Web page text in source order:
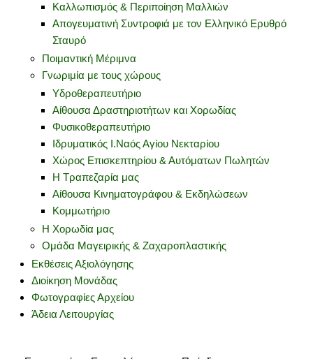
Καλλωπισμός & Περιποίηση Μαλλιών
Απογευματινή Συντροφιά με τον Ελληνικό Ερυθρό
Σταυρό
Ποιμαντική Μέριμνα
Γνωριμία με τους χώρους
Υδροθεραπευτήριο
Αίθουσα Δραστηριοτήτων και Χορωδίας
Φυσικοθεραπευτήριο
Ιδρυματικός Ι.Ναός Αγίου Νεκταρίου
Χώρος Επισκεπτηρίου & Αυτόματων Πωλητών
Η Τραπεζαρία μας
Αίθουσα Κινηματογράφου & Εκδηλώσεων
Κομμωτήριο
Η Χορωδία μας
Ομάδα Μαγειρικής & Ζαχαροπλαστικής
Εκθέσεις Αξιολόγησης
Διοίκηση Μονάδας
Φωτογραφίες Αρχείου
Άδεια Λειτουργίας